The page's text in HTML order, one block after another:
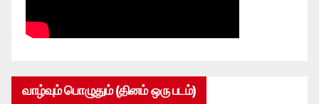
வாழ்வும் பொழுதும் (தினம் ஒரு படம்)